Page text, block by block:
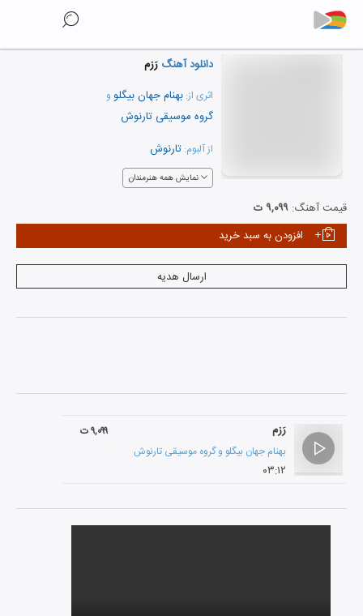
دانلود آهنگ رَزم
اثری از: بهنام جهان بیگلو و
گروه موسیقی تارنوش
از آلبوم: تارنوش
نمایش همه هنرمندان
قیمت آهنگ: ۹,۰۹۹ ت
افزودن به سبد خرید
ارسال هدیه
رَزم
بهنام جهان بیگلو وگروه موسیقی تارنوش
۰۳:۱۲
۹,۰۹۹ ت